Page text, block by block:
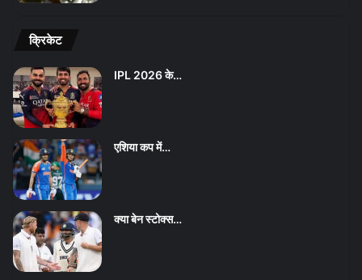
क्रिकेट
IPL 2026 के…
एशिया कप में…
क्या बेन स्टोक्स…